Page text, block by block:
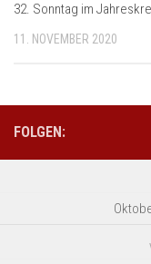
32. Sonntag im
11. NOVEMBER 2020
FOLGEN: